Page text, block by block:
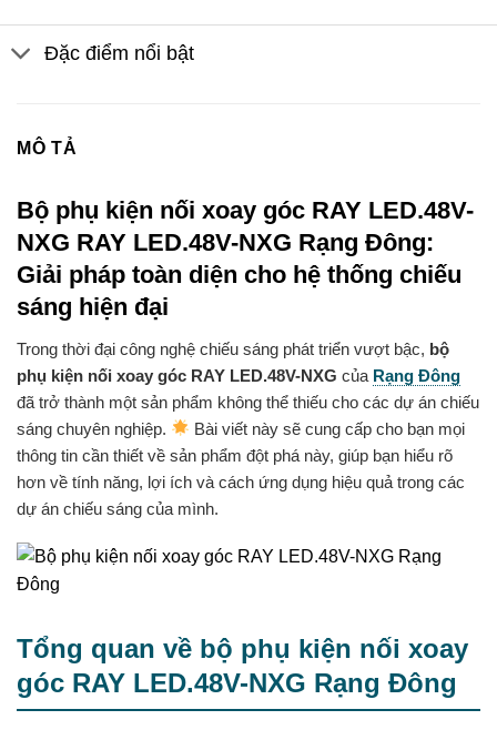
Đặc điểm nổi bật
MÔ TẢ
Bộ phụ kiện nối xoay góc RAY LED.48V-
NXG RAY LED.48V-NXG Rạng Đông:
Giải pháp toàn diện cho hệ thống chiếu
sáng hiện đại
Trong thời đại công nghệ chiếu sáng phát triển vượt bậc, bộ
phụ kiện nối xoay góc RAY LED.48V-NXG của Rạng Đông
đã trở thành một sản phẩm không thể thiếu cho các dự án chiếu
sáng chuyên nghiệp.
Bài viết này sẽ cung cấp cho bạn mọi
thông tin cần thiết về sản phẩm đột phá này, giúp bạn hiểu rõ
hơn về tính năng, lợi ích và cách ứng dụng hiệu quả trong các
dự án chiếu sáng của mình.
Tổng quan về bộ phụ kiện nối xoay
góc RAY LED.48V-NXG Rạng Đông